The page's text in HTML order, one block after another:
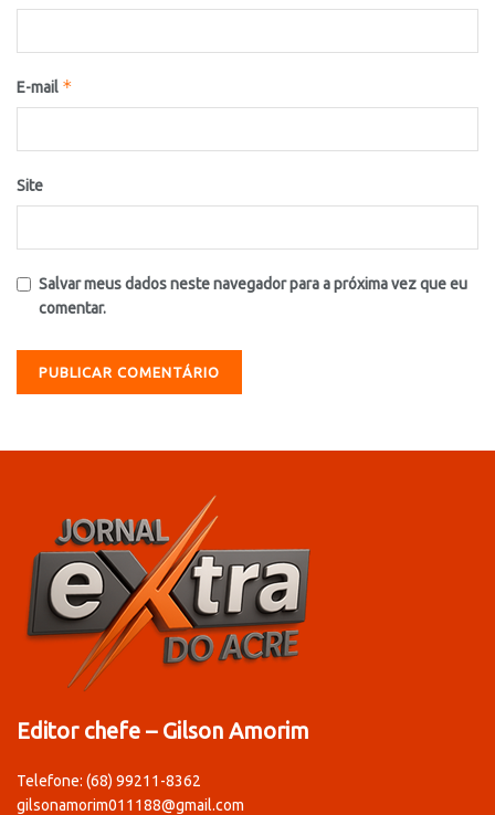
E-mail *
Site
Salvar meus dados neste navegador para a próxima vez que eu
comentar.
Editor chefe – Gilson Amorim
Telefone: (68) 99211-8362
gilsonamorim011188@gmail.com